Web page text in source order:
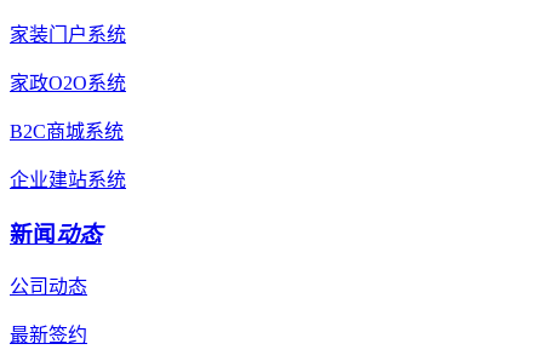
家装门户系统
家政O2O系统
B2C商城系统
企业建站系统
新闻动态
公司动态
最新签约